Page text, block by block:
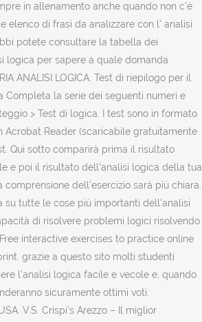
in allenamento anche quando non c'è
elenco di frasi da analizzare con l' analisi
potete consultare la tabella dei
logica per sapere a quale domanda
ANALISI LOGICA. Test di riepilogo per il
Completa la serie dei seguenti numeri e
> Test di logica. I test sono in formato
Acrobat Reader (scaricabile gratuitamente
Qui sotto comparirà prima il risultato
e poi il risultato dell'analisi logica della tua
dell'esercizio sarà più chiara.
su tutte le cose più importanti dell'analisi
di risolvere problemi logici risolvendo
interactive exercises to practice online
grazie a questo sito molti studenti
l'analisi logica facile e vecole e, quando
sicuramente ottimi voti.
V.S. Crispi's Arezzo – Il miglior